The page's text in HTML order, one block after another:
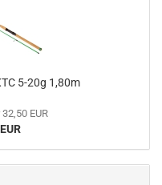
5-20g 1,80m
EUR